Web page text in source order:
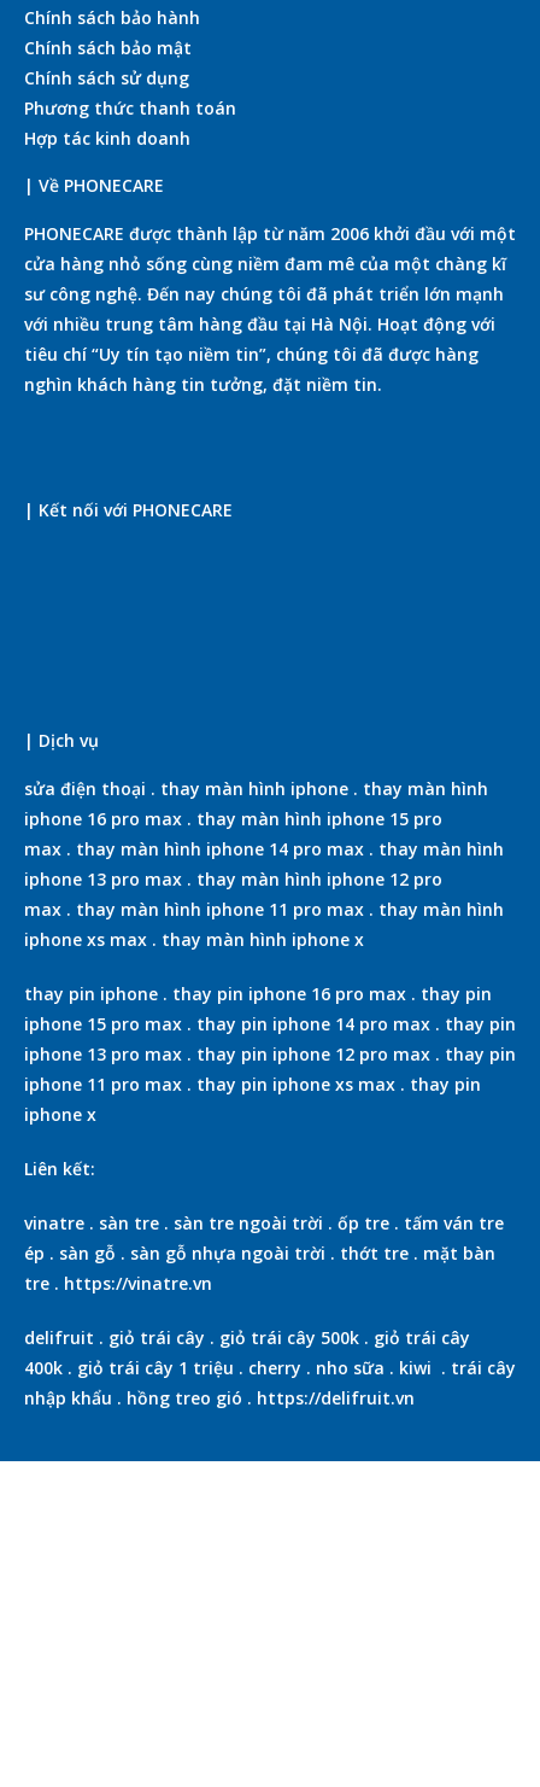
Chính sách bảo hành
Chính sách bảo mật
Chính sách sử dụng
Phương thức thanh toán
Hợp tác kinh doanh
| Về PHONECARE
PHONECARE được thành lập từ năm 2006 khởi đầu với một
cửa hàng nhỏ sống cùng niềm đam mê của một chàng kĩ
sư công nghệ. Đến nay chúng tôi đã phát triển lớn mạnh
với nhiều trung tâm hàng đầu tại Hà Nội. Hoạt động với
tiêu chí “Uy tín tạo niềm tin”, chúng tôi đã được hàng
nghìn khách hàng tin tưởng, đặt niềm tin.
| Kết nối với PHONECARE
| Dịch vụ
sửa điện thoại . thay màn hình iphone . thay màn hình
iphone 16 pro max . thay màn hình iphone 15 pro
max . thay màn hình iphone 14 pro max . thay màn hình
iphone 13 pro max . thay màn hình iphone 12 pro
max . thay màn hình iphone 11 pro max . thay màn hình
iphone xs max . thay màn hình iphone x
thay pin iphone . thay pin iphone 16 pro max . thay pin
iphone 15 pro max . thay pin iphone 14 pro max . thay pin
iphone 13 pro max . thay pin iphone 12 pro max . thay pin
iphone 11 pro max . thay pin iphone xs max . thay pin
iphone x
Liên kết:
vinatre . sàn tre . sàn tre ngoài trời . ốp tre . tấm ván tre
ép . sàn gỗ . sàn gỗ nhựa ngoài trời . thớt tre . mặt bàn
tre . https://vinatre.vn
delifruit . giỏ trái cây . giỏ trái cây 500k . giỏ trái cây
400k . giỏ trái cây 1 triệu . cherry . nho sữa . kiwi . trái cây
nhập khẩu . hồng treo gió . https://delifruit.vn